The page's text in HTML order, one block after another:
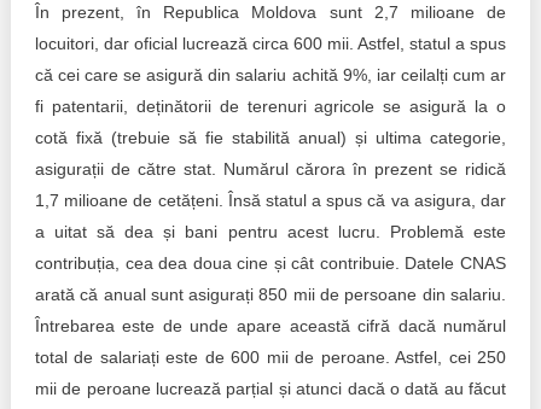
În prezent, în Republica Moldova sunt 2,7 milioane de
locuitori, dar oficial lucrează circa 600 mii. Astfel, statul a spus
că cei care se asigură din salariu achită 9%, iar ceilalți cum ar
fi patentarii, deținătorii de terenuri agricole se asigură la o
cotă fixă (trebuie să fie stabilită anual) și ultima categorie,
asigurații de către stat. Numărul cărora în prezent se ridică
1,7 milioane de cetățeni. Însă statul a spus că va asigura, dar
a uitat să dea și bani pentru acest lucru. Problemă este
contribuția, cea dea doua cine și cât contribuie. Datele CNAS
arată că anual sunt asigurați 850 mii de persoane din salariu.
Întrebarea este de unde apare această cifră dacă numărul
total de salariați este de 600 mii de peroane. Astfel, cei 250
mii de peroane lucrează parțial și atunci dacă o dată au făcut